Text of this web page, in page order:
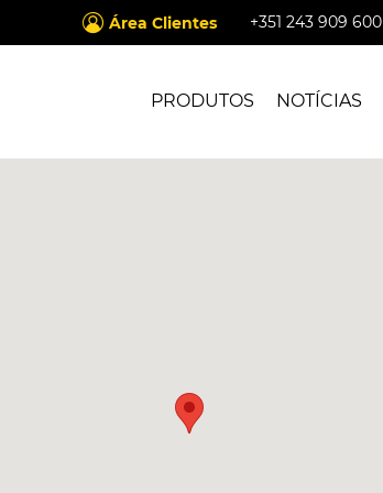
Área Clientes +351 243 909 600
PRODUTOS NOTÍCIAS